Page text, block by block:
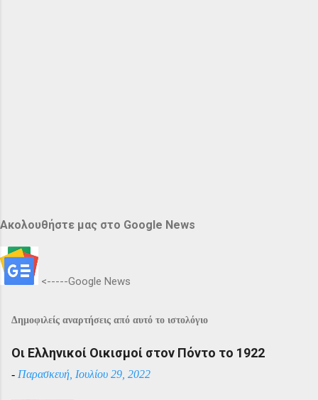
Ακολουθήστε μας στο Google News
<-----Google News
Δημοφιλείς αναρτήσεις από αυτό το ιστολόγιο
Οι Ελληνικοί Οικισμοί στον Πόντο το 1922
- Παρασκευή, Ιουλίου 29, 2022